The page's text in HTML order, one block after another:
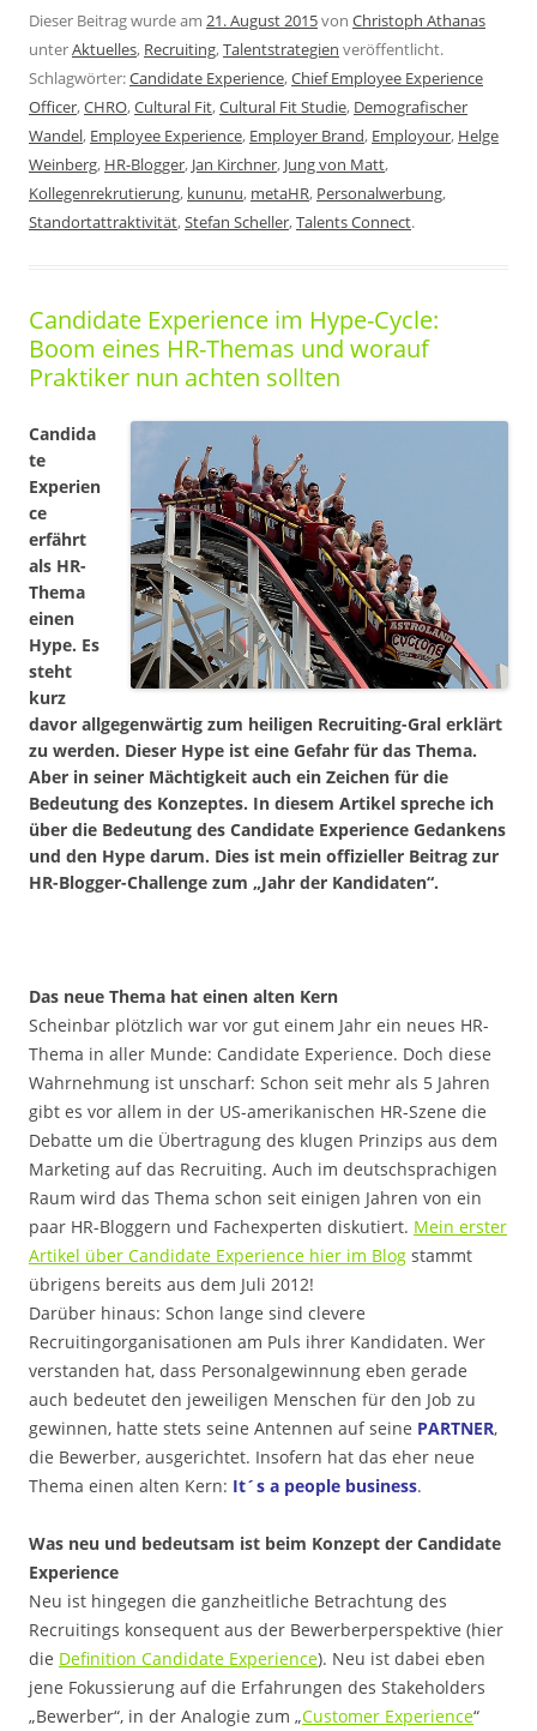
Dieser Beitrag wurde am 21. August 2015von Christoph Athanas
unterAktuelles, Recruiting,Talentstrategien veröffentlicht.
Schlagwörter:Candidate Experience,Chief Employee Experience
Officer,CHRO,Cultural Fit,Cultural Fit Studie, Demografischer
Wandel, Employee Experience, Employer Brand, Employour, Helge
Weinberg, HR-Blogger, Jan Kirchner, Jung von Matt,
Kollegenrekrutierung, kununu, metaHR, Personalwerbung,
Standortattraktivität,Stefan Scheller,Talents Connect.
Candidate Experience im Hype-Cycle:
Boom eines HR-Themas und worauf
Praktiker nun achten sollten
Candida
te
Experien
ce
erfährt
als HR-
Thema
einen
Hype. Es
steht
kurz
davor allgegenwärtig zum heiligen Recruiting-Gral erklärt
zu werden. Dieser Hype ist eine Gefahr für das Thema.
Aber in seiner Mächtigkeit auch ein Zeichen für die
Bedeutung des Konzeptes. In diesem Artikel spreche ich
über die Bedeutung des Candidate Experience Gedankens
und den Hype darum. Dies ist mein offizieller Beitrag zur
HR-Blogger-Challenge zum „Jahr der Kandidaten“.
Das neue Thema hat einen alten Kern
Scheinbar plötzlich war vor gut einem Jahr ein neues HR-
Thema in aller Munde: Candidate Experience. Doch diese
Wahrnehmung ist unscharf: Schon seit mehr als 5 Jahren
gibt es vor allem in der US-amerikanischen HR-Szene die
Debatte um die Übertragung des klugen Prinzips aus dem
Marketing auf das Recruiting. Auch im deutschsprachigen
Raum wird das Thema schon seit einigen Jahren von ein
paar HR-Bloggern und Fachexperten diskutiert. Mein erster
Artikel über Candidate Experience hier im Blog stammt
übrigens bereits aus dem Juli 2012!
Darüber hinaus: Schon lange sind clevere
Recruitingorganisationen am Puls ihrer Kandidaten. Wer
verstanden hat, dass Personalgewinnung eben gerade
auch bedeutet den jeweiligen Menschen für den Job zu
gewinnen, hatte stets seine Antennen auf seine PARTNER,
die Bewerber, ausgerichtet. Insofern hat das eher neue
Thema einen alten Kern: It´s a people business.
Was neu und bedeutsam ist beim Konzept der Candidate
Experience
Neu ist hingegen die ganzheitliche Betrachtung des
Recruitings konsequent aus der Bewerberperspektive (hier
die Definition Candidate Experience). Neu ist dabei eben
jene Fokussierung auf die Erfahrungen des Stakeholders
„Bewerber“, in der Analogie zum „Customer Experience“